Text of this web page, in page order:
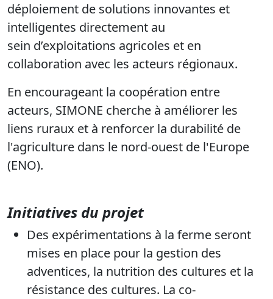
déploiement de solutions innovantes et
intelligentes directement au
sein d’exploitations agricoles et en
collaboration avec les acteurs régionaux.
En encourageant la coopération entre
acteurs, SIMONE cherche à améliorer les
liens ruraux et à renforcer la durabilité de
l'agriculture dans le nord-ouest de l'Europe
(ENO).
Initiatives du projet
Des expérimentations à la ferme seront
mises en place pour la gestion des
adventices, la nutrition des cultures et la
résistance des cultures. La co-